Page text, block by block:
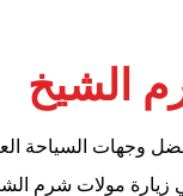
الشيخ
وجهات السياحة
زيارة مولات شرم